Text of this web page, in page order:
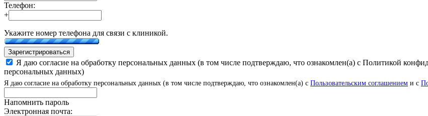
Телефон:
+
Укажите номер телефона для связи с клиникой.
Зарегистрироваться
Я даю согласие на обработку персональных данных (в том числе подтверждаю, что ознакомлен(а) с Политикой
персональных данных)
Я даю согласие на обработку персональных данных (в том числе подтверждаю, что ознакомлен(а) с Пользовательским соглашением и с
Напомнить пароль
Электронная почта: